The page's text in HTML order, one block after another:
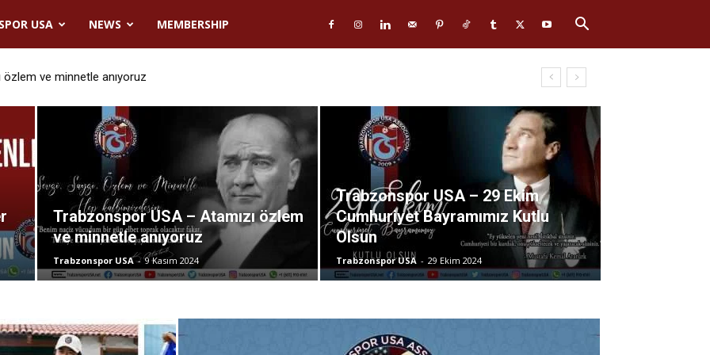
USA NEWS MEMBERSHIP
ve minnetle anıyoruz
Bayramımız Kutlu Olsun
Trabzonspor USA – Atamızı özlem
ve minnetle anıyoruz
Trabzonspor USA - 9 Kasım 2024
Trabzonspor USA – 29 Ekim
Cumhuriyet Bayramımız Kutlu
Olsun
Trabzonspor USA - 29 Ekim 2024